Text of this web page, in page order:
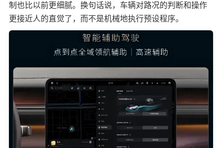
制也比以前更细腻。换句话说，车辆对路况的判断和操作
更接近人的直觉了，而不是机械地执行预设程序。